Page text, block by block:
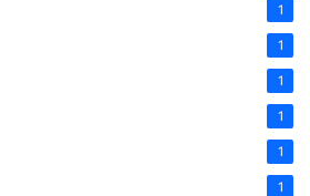
1
1
1
1
1
1